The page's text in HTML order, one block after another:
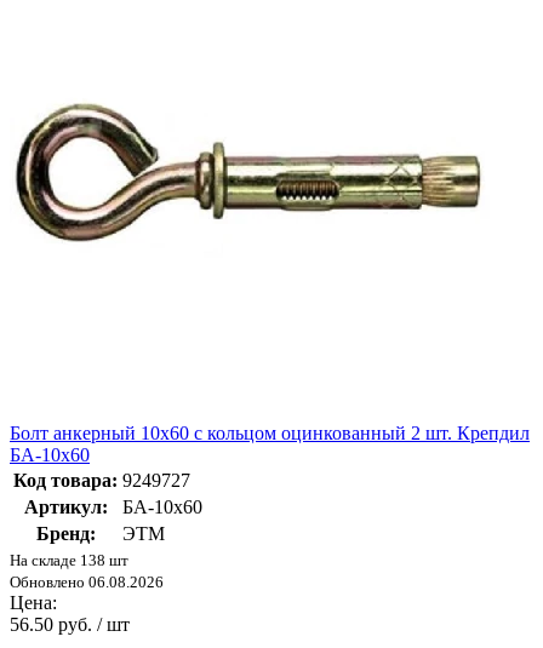
Болт анкерный 10х60 с кольцом оцинкованный 2 шт. Крепдил
БА-10х60
Код товара: 9249727
Артикул:
БА-10х60
Бренд:
ЭТМ
На складе 138 шт
Обновлено 06.08.2026
Цена:
56.50 руб. / шт